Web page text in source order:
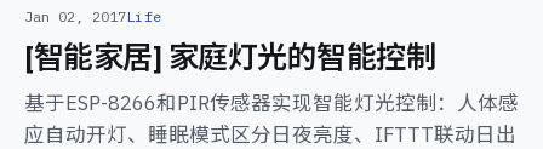
Jan 02, 2017Life
[智能家居] 家庭灯光的智能控制
基于ESP-8266和PIR传感器实现智能灯光控制：人体感
应自动开灯、睡眠模式区分日夜亮度、IFTTT联动日出